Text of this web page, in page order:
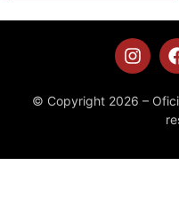
© Copyright 2026 –